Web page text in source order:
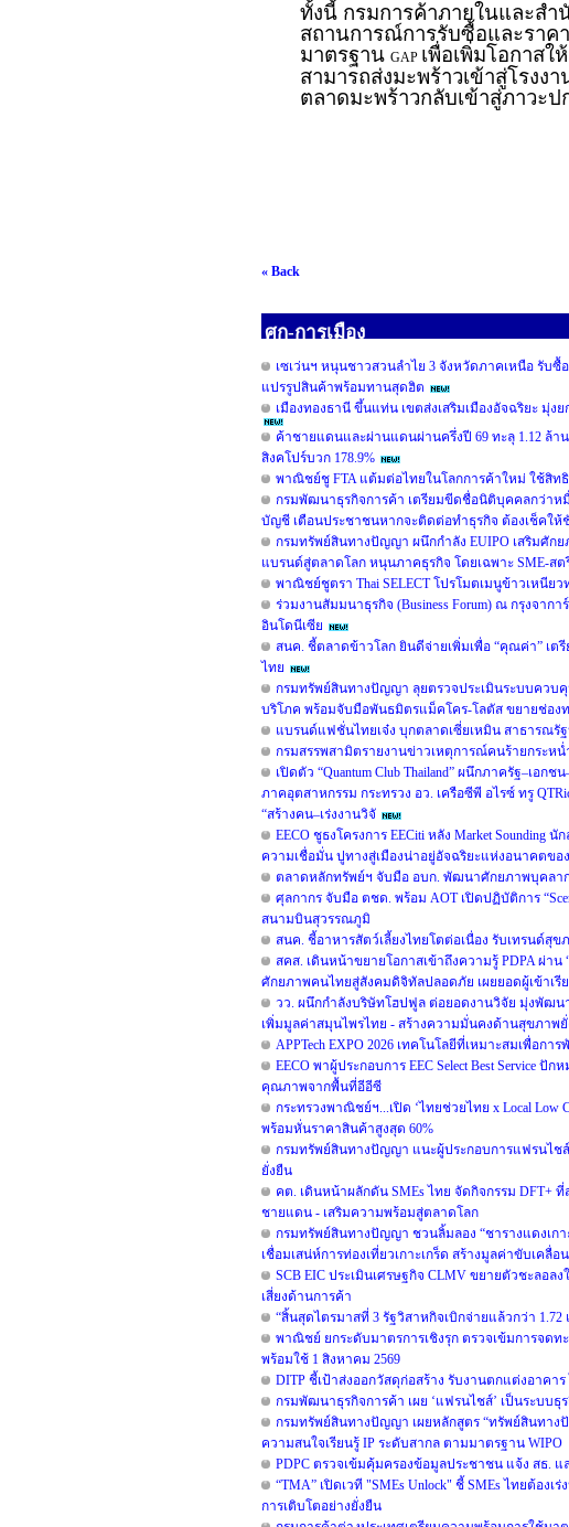
ทั้งนี้ กรมการค้าภายในและส
สถานการณ์การรับซื้อและราค
มาตรฐาน GAP เพื่อเพิ่มโอกาสใ
สามารถส่งมะพร้าวเข้าสู่โรง
ตลาดมะพร้าวกลับเข้าสู่ภาวะ
« Back
ศก-การเมือง
เซเว่นฯ หนุนชาวสวนลำไย 3 จังหวัดภาคเหนือ รับ
แปรรูปสินค้าพร้อมทานสุดฮิต
เมืองทองธานี ขึ้นแท่น เขตส่งเสริมเมืองอัจฉริยะ มุ่
ค้าชายแดนและผ่านแดนผ่านครึ่งปี 69 ทะลุ 1.12 ล้า
สิงคโปร์บวก 178.9%
พาณิชย์ชู FTA แต้มต่อไทยในโลกการค้าใหม่ ใช้สิท
กรมพัฒนาธุรกิจการค้า เตรียมขีดชื่อนิติบุคคลกว่าหมื่
บัญชี เตือนประชาชนหากจะติดต่อทำธุรกิจ ต้องเช็คให้
กรมทรัพย์สินทางปัญญา ผนึกกำลัง EUIPO เสริมศัก
แบรนด์สู่ตลาดโลก หนุนภาคธุรกิจ โดยเฉพาะ SME-ส
พาณิชย์ชูตรา Thai SELECT โปรโมตเมนูข้าวเหนีย
ร่วมงานสัมมนาธุรกิจ (Business Forum) ณ กรุงจา
อินโดนีเซีย
สนค. ชี้ตลาดข้าวโลก ยินดีจ่ายเพิ่มเพื่อ “คุณค่า” เต
ไทย
กรมทรัพย์สินทางปัญญา ลุยตรวจประเมินระบบควบ
บริโภค พร้อมจับมือพันธมิตรแม็คโคร-โลตัส ขยายช่องท
แบรนด์แฟชั่นไทยเจ๋ง บุกตลาดเซี่ยเหมิน สาธารณรั
กรมสรรพสามิตรายงานข่าวเหตุการณ์คนร้ายกระ
เปิดตัว “Quantum Club Thailand” ผนึกภาครัฐ–เอ
ภาคอุตสาหกรรม กระทรวง อว. เครือซีพี อไรซ์ ทรู
“สร้างคน–เร่งงานวิจั
EECO ชูธงโครงการ EECiti หลัง Market
ความเชื่อมั่น ปูทางสู่เมืองน่าอยู่อัจฉริยะแห่งอนาคตขอ
ตลาดหลักทรัพย์ฯ จับมือ อบก. พัฒนาศักยภาพบุคลา
ศุลกากร จับมือ ตชด. พร้อม AOT เปิดปฏิบัติการ
สนามบินสุวรรณภูมิ
สนค. ชี้อาหารสัตว์เลี้ยงไทยโตต่อเนื่อง รับเทรนด์สุข
สคส. เดินหน้าขยายโอกาสเข้าถึงความรู้ PDPA ผ่าน
ศักยภาพคนไทยสู่สังคมดิจิทัลปลอดภัย เผยยอดผู้เข้าเรี
วว. ผนึกกำลังบริษัทโฮปฟูล ต่อยอดงานวิจัย มุ่งพัฒน
เพิ่มมูลค่าสมุนไพรไทย - สร้างความมั่นคงด้านสุขภาพ
APPTech EXPO 2026 เทคโนโลยีที่เหมาะสมเพื่อก
EECO พาผู้ประกอบการ EEC Select Best Service
คุณภาพจากพื้นที่อีอีซี
กระทรวงพาณิชย์ฯ...เปิด ‘ไทยช่วยไทย x Local Low
พร้อมหั่นราคาสินค้าสูงสุด 60%
กรมทรัพย์สินทางปัญญา แนะผู้ประกอบการแฟรนไช
ยั่งยืน
คต. เดินหน้าผลักดัน SMEs ไทย จัดกิจกรรม DFT+
ชายแดน - เสริมความพร้อมสู่ตลาดโลก
กรมทรัพย์สินทางปัญญา ชวนลิ้มลอง “ชารางแดงเ
เชื่อมเสน่ห์การท่องเที่ยวเกาะเกร็ด สร้างมูลค่าขับเคลื่
SCB EIC ประเมินเศรษฐกิจ CLMV ขยายตัวชะลอ
เสี่ยงด้านการค้า
“สิ้นสุดไตรมาสที่ 3 รัฐวิสาหกิจเบิกจ่ายแล้วกว่า
พาณิชย์ ยกระดับมาตรการเชิงรุก ตรวจเข้มการจด
พร้อมใช้ 1 สิงหาคม 2569
DITP ชี้เป้าส่งออกวัสดุก่อสร้าง รับงานตกแต่งอาคา
กรมพัฒนาธุรกิจการค้า เผย ‘แฟรนไชส์’ เป็นระบบ
กรมทรัพย์สินทางปัญญา เผยหลักสูตร “ทรัพย์สินทาง
ความสนใจเรียนรู้ IP ระดับสากล ตามมาตรฐาน WIPO
PDPC ตรวจเข้มคุ้มครองข้อมูลประชาชน แจ้ง สธ.
“TMA” เปิดเวที "SMEs Unlock" ชี้ SMEs ไทยต้อ
การเติบโตอย่างยั่งยืน